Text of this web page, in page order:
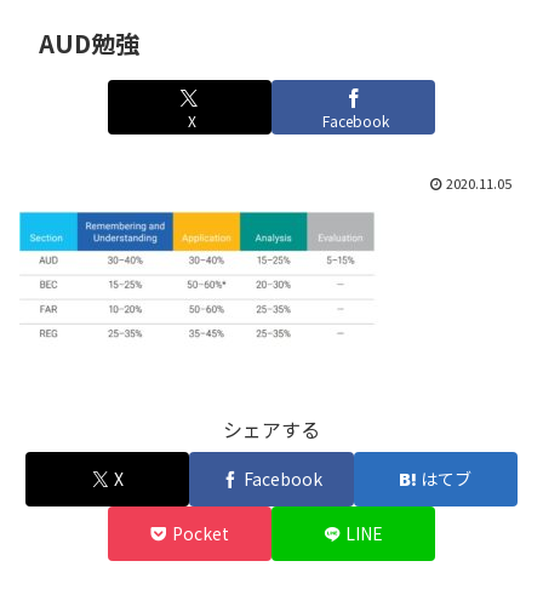
AUD勉強
X Facebook
2020.11.05
シェアする
X Facebook はてブ
Pocket LINE